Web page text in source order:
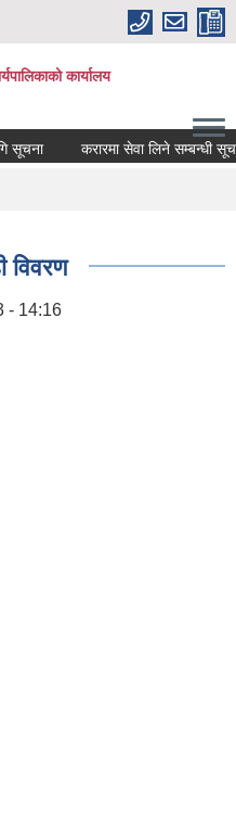
कार्यालय
करारमा सेवा लिने सम्बन्धी सूचना
विवरण
- 14:16